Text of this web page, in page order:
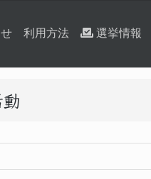
利用方法 選挙情報